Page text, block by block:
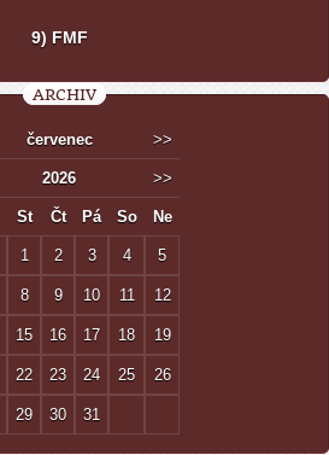
9) FMF
ARCHIV
červenec >>
2026 >>
St Čt Pá So Ne
1 2 3 4 5
8 9 10 11 12
15 16 17 18 19
22 23 24 25 26
29 30 31